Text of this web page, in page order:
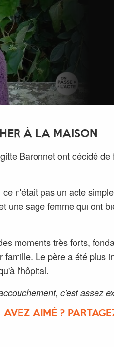
À LA MAISON
Baronnet ont décidé
ce n'était pas un acte
une sage femme qui ont
moments très forts,
famille. Le père a été plus
l'hôpital.
c'est assez
AVEZ AIMÉ ?